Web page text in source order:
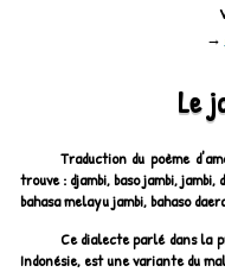
→
Le
Traduction du poème
trouve : djambi, baso jambi,
bahasa melayu jambi, bahaso
Ce dialecte parlé dans la
Indonésie, est une variante du